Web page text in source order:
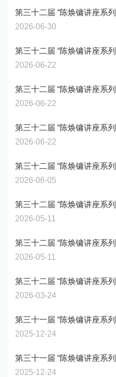
第三十二届 “陈焕镛讲座系列
2026-06-30
第三十二届 “陈焕镛讲座系列
2026-06-22
第三十二届 “陈焕镛讲座系列
2026-06-22
第三十二届 “陈焕镛讲座系列
2026-06-22
第三十二届 “陈焕镛讲座系列
2026-06-05
第三十二届 “陈焕镛讲座系列
2026-05-11
第三十二届 “陈焕镛讲座系列
2026-05-11
第三十二届 “陈焕镛讲座系列
2026-03-24
第三十一届 “陈焕镛讲座系
2025-12-24
第三十一届 “陈焕镛讲座系
2025-12-24